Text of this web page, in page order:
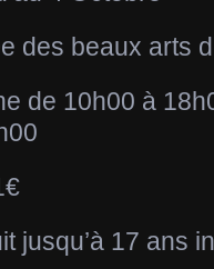
des beaux arts
de 10h00 à
jusqu’à 17 ans